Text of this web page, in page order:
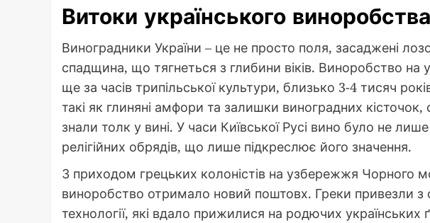
Витоки українського
Виноградники України – це не просто поля, засаджені
спадщина, що тягнеться з глибини віків. Виноробство на
ще за часів трипільської культури, близько 3-4 тисяч
такі як глиняні амфори та залишки виноградних
знали толк у вині. У часи Київської Русі вино було не
релігійних обрядів, що лише підкреслює його значення.
З приходом грецьких колоністів на узбережжя Чорного
виноробство отримало новий поштовх. Греки привезли з
технології, які вдало прижилися на родючих українських